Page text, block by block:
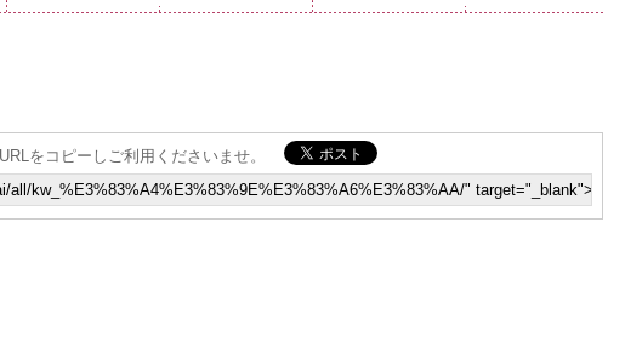
をコピーしご利用くださいませ。